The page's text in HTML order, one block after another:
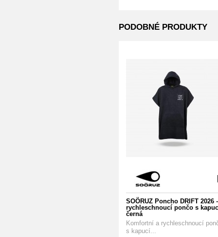
PODOBNÉ PRODUKTY
SOÖRUZ Poncho DRIFT 2026
rychleschnoucí pončo s
černá
Komfortní a rychleschnoucí
s kapucí...